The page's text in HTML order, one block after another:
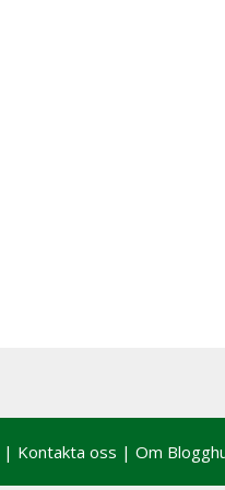
| Kontakta oss | Om